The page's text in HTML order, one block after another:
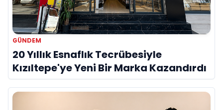
GÜNDEM
20 Yıllık Esnaflık Tecrübesiyle
Kızıltepe'ye Yeni Bir Marka Kazandırdı